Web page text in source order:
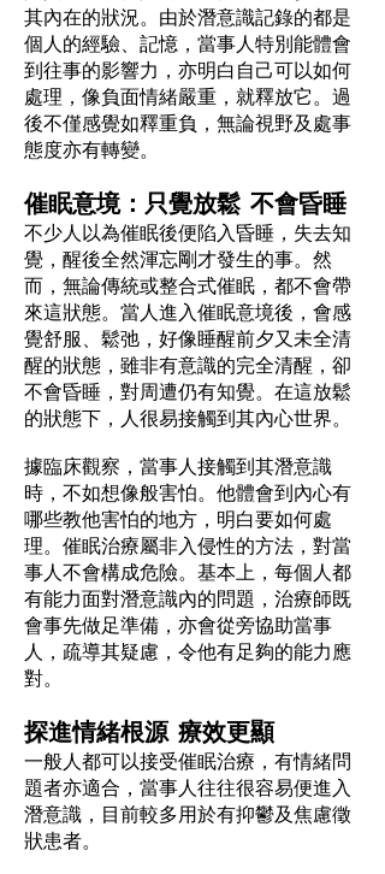
其內在的狀況。由於潛意識記錄的都是
個人的經驗、記憶，當事人特別能體會
到往事的影響力，亦明白自己可以如何
處理，像負面情緒嚴重，就釋放它。過
後不僅感覺如釋重負，無論視野及處事
態度亦有轉變。
催眠意境： 只覺放鬆 不會昏睡
不少人以為催眠後便陷入昏睡，失去知
覺，醒後全然渾忘剛才發生的事。然
而，無論傳統或整合式催眠，都不會帶
來這狀態。當人進入催眠意境後，會感
覺舒服、鬆弛，好像睡醒前夕又未全清
醒的狀態，雖非有意識的完全清醒，卻
不會昏睡，對周遭仍有知覺。在這放鬆
的狀態下，人很易接觸到其內心世界。
據臨床觀察，當事人接觸到其潛意識
時，不如想像般害怕。他體會到內心有
哪些教他害怕的地方，明白要如何處
理。催眠治療屬非入侵性的方法，對當
事人不會構成危險。基本上，每個人都
有能力面對潛意識內的問題，治療師既
會事先做足準備，亦會從旁協助當事
人，疏導其疑慮，令他有足夠的能力應
對。
探進情緒根源 療效更顯
一般人都可以接受催眠治療，有情緒問
題者亦適合，當事人往往很容易便進入
潛意識，目前較多用於有抑鬱及焦慮徵
狀患者。